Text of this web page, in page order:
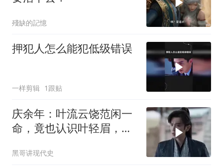
殘缺的記憶
押犯人怎么能犯低级错误
一样剪辑 1跟贴
庆余年：叶流云饶范闲一
命，竟也认识叶轻眉，下
黑哥讲现代史